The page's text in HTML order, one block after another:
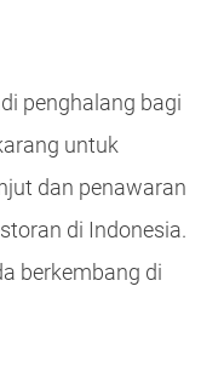
penghalang bagi
untuk
dan penawaran
di Indonesia.
berkembang di